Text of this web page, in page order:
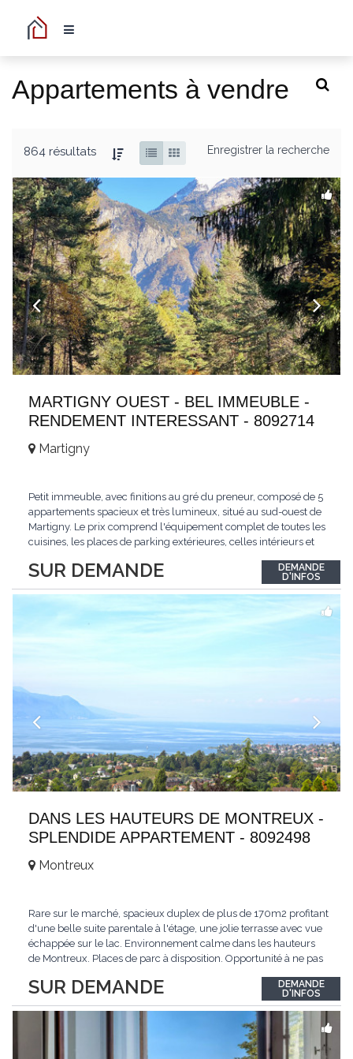
Appartements à vendre
864 résultats Enregistrer la recherche
MARTIGNY OUEST - BEL IMMEUBLE -
RENDEMENT INTERESSANT - 8092714
SUR DEMANDE
Martigny
Petit immeuble, avec finitions au gré du preneur, composé de 5
appartements spacieux et très lumineux, situé au sud-ouest de
Martigny. Le prix comprend l'équipement complet de toutes les
cuisines, les places de parking extérieures, celles intérieurs et
opportunité exclusive avec un rendement intéressant. Plus
d'informations...
DEMANDE
D'INFOS
DANS LES HAUTEURS DE MONTREUX -
SPLENDIDE APPARTEMENT - 8092498
SUR DEMANDE
Montreux
Rare sur le marché, spacieux duplex de plus de 170m2 profitant
d'une belle suite parentale à l'étage, une jolie terrasse avec vue
échappée sur le lac. Environnement calme dans les hauteurs
de Montreux. Places de parc à disposition. Opportunité à ne pas
auf dem Markt, geräumiges Duplex von mehr als 170m2 mit
einer schönen...
DEMANDE
D'INFOS